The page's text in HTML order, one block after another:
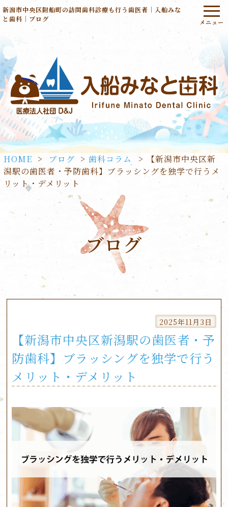
新潟市中央区附船町の訪問歯科診療も行う歯医者｜入船みな
と歯科｜ブログ
HOME > ブログ > 歯科コラム >
【新潟市中央区新
潟駅の歯医者・予防歯科】ブラッシングを独学で行うメ
リット・デメリット
ブログ
2025年11月3日
【新潟市中央区新潟駅の歯医者・予
防歯科】ブラッシングを独学で行う
メリット・デメリット